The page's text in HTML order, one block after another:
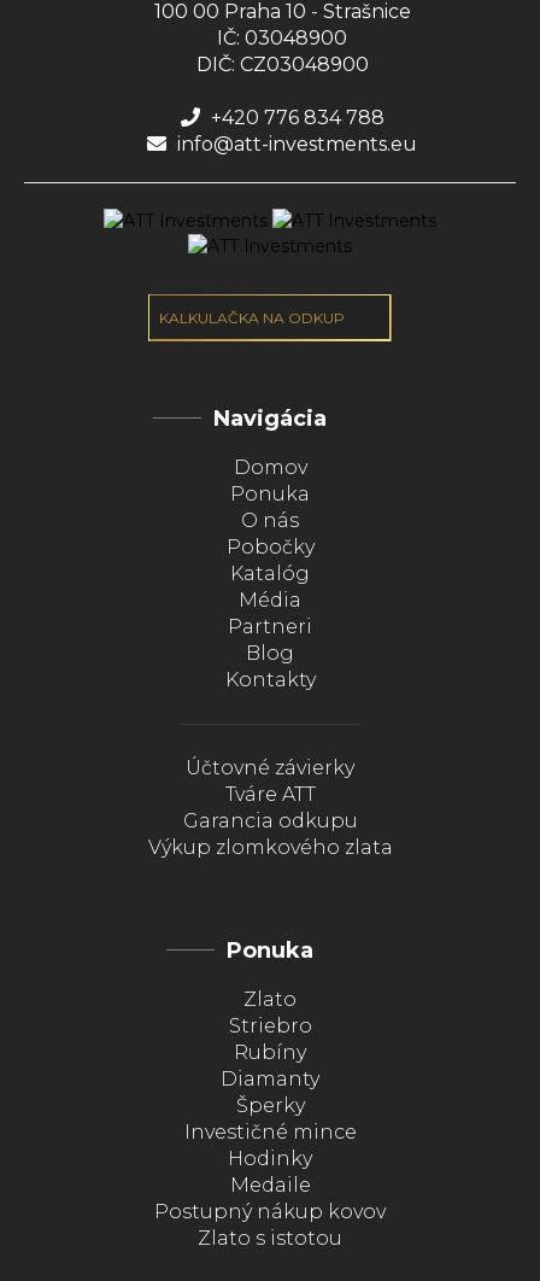
100 00 Praha 10 - Strašnice
IČ: 03048900
DIČ: CZ03048900
+420 776 834 788
info@att-investments.eu
KALKULAČKA NA ODKUP
Navigácia
Domov
Ponuka
O nás
Pobočky
Katalóg
Média
Partneri
Blog
Kontakty
Účtovné závierky
Tváre ATT
Garancia odkupu
Výkup zlomkového zlata
Ponuka
Zlato
Striebro
Rubíny
Diamanty
Šperky
Investičné mince
Hodinky
Medaile
Postupný nákup kovov
Zlato s istotou